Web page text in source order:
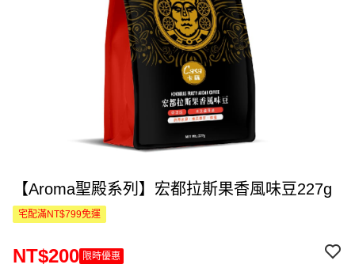
【Aroma聖殿系列】宏都拉斯果香風味豆227g
宅配滿NT$799免運
NT$200 限時優惠